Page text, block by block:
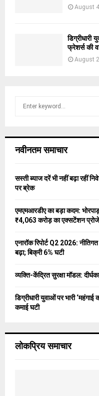
August
डिग्रीधारी
फ्रेशर्स की
August
h
o
r
नवीनतम समाचार
सस्ती ब्याज दरें भी नहीं बढ़ा रहीं
पर ब्रेक
एमएमआरडीए का बड़ा कदम:
₹4,063 करोड़ का एक्सटेंशन
एनारॉक रिपोर्ट Q2 2026:
बढ़ा; बिक्री 6% घटी
व्यक्ति-केंद्रित सुरक्षा मॉडल:
डिग्रीधारी युवाओं पर भारी
कमाई घटी
लोकप्रिय समाचार